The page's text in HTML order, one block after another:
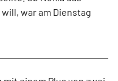
war am Dienstag